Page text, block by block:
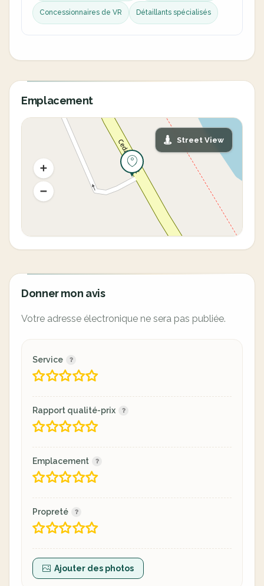
Concessionnaires de VR Détaillants spécialisés
Emplacement
Street View
Donner mon avis
Votre adresse électronique ne sera pas publiée.
Service
Rapport qualité-prix
Emplacement
Propreté
Ajouter des photos